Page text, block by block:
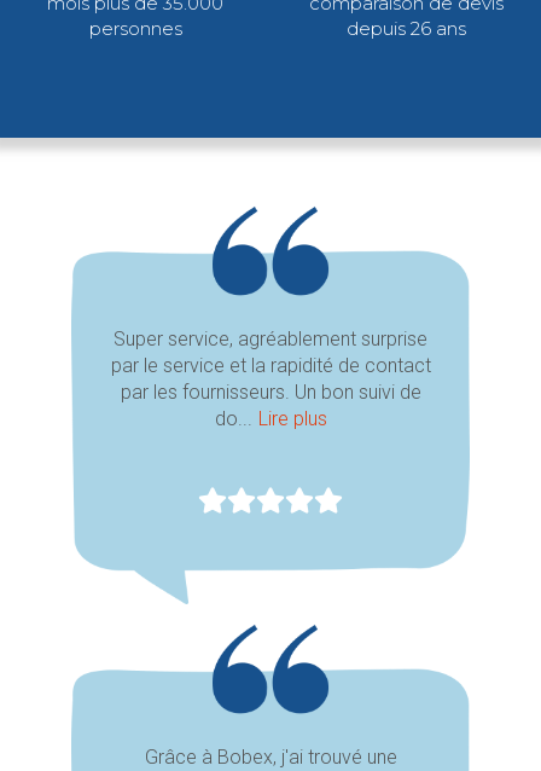
personnes
depuis 26 ans
Super service, agréablement surprise
par le service et la rapidité de contact
par les fournisseurs. Un bon suivi de
do... Lire plus
Grâce à Bobex, j'ai trouvé une